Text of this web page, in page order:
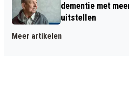
dementie met
uitstellen
Meer artikelen